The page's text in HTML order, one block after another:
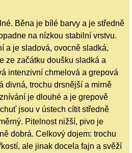
Běna je bílé barvy a je středně
na nízkou stabilní vrstvu.
a je sladová, ovocně sladká,
ze začátku doušku sladká a
intenzivní chmelová a grepová
divná, trochu drsnější a mirně
je dlouhé a je grepově
jsou v ústech cítit středně
Pitelnost nižší, pivo je
dobrá. Celkový dojem: trochu
ale jinak docela fajn a svěží